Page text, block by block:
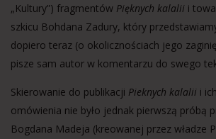
„Kultury”) fragmentów Pięknych kalalii i
szkicu Bohdana Zadury, który
dopiero teraz (o okolicznościach jego
pisze sam autor w komentarzu do swego
Skierowanie do publikacji Pieknych kalalii i
omówienia nie było jednak pierwszą próbą
Bogdana Madeja (kreowanej przez władze